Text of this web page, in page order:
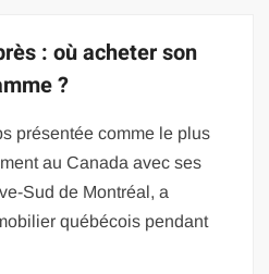
: où acheter son
?
présentée comme le plus
au Canada avec ses
Sud de Montréal, a
québécois pendant